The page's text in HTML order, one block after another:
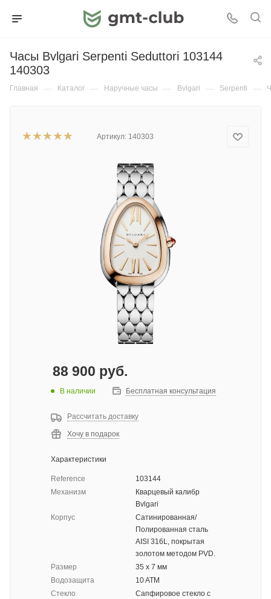
Часы Bvlgari Serpenti Seduttori 103144
140303
Главная — Каталог — Наручные часы — Bvlgari — Serpenti —
Артикул: 140303
88 900 руб.
В наличии Бесплатная консультация
Рассчитать доставку
Хочу в подарок
Характеристики
Reference
103144
Механизм
Кварцевый калибр
Bvlgari
Корпус
Сатинированная/
Полированная сталь
AISI 316L, покрытая
золотом методом PVD.
Размер
35 x 7 мм
Водозащита
10 ATM
Стекло
Сапфировое стекло с